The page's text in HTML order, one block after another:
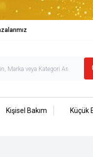
Kişisel Bakım Küçük